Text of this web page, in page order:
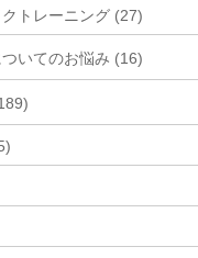
トレーニング (27)
いてのお悩み (16)